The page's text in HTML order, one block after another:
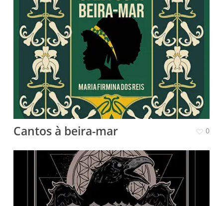
Cantos à beira-mar 0